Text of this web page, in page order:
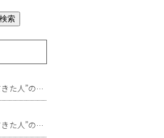
【“自分に丁寧に生きてきた人”の差】
【“自分に丁寧に生きてきた人”の差】